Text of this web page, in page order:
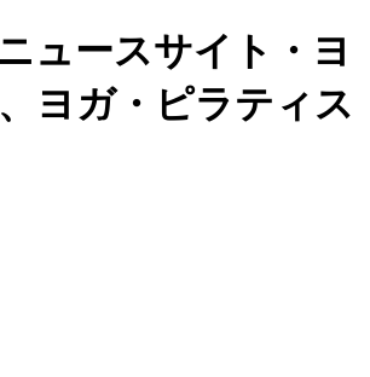
ュースサイト・ヨ
ヨガ・ピラティス